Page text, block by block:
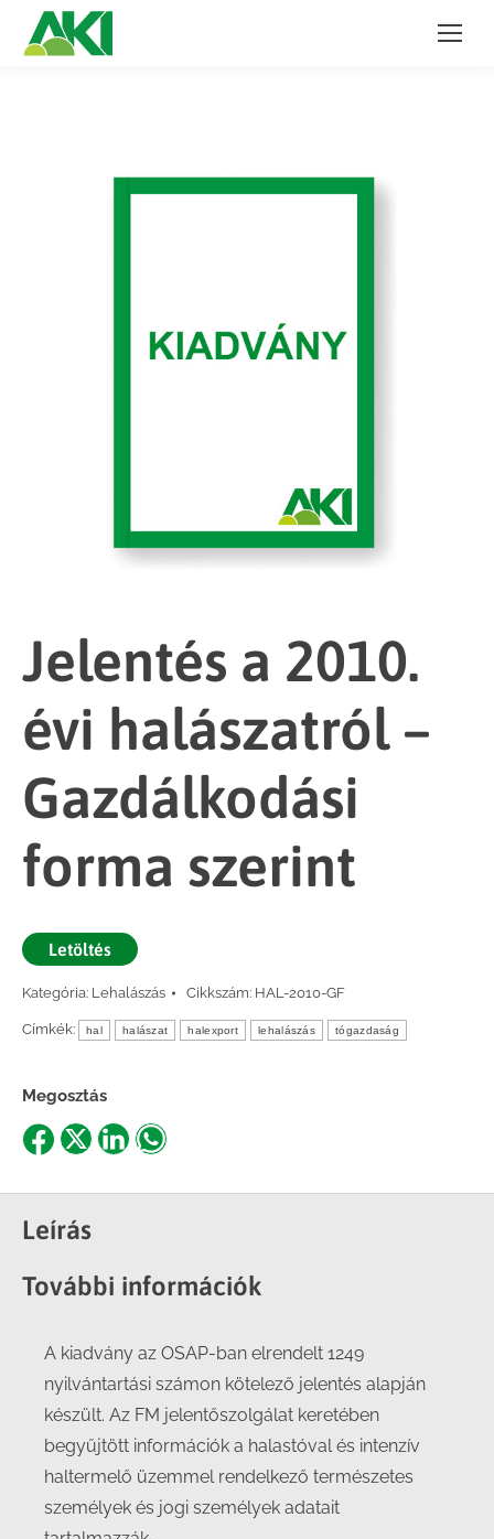
Jelentés a 2010.
évi halászatról –
Gazdálkodási
forma szerint
Letöltés
Kategória: Lehalászás Cikkszám: HAL-2010-GF
Címkék: hal halászat halexport lehalászás tógazdaság
Megosztás
Share
Facebook
Share
X
ShareShare
Leírás
További információk
A kiadvány az OSAP-ban elrendelt 1249
nyilvántartási számon kötelező jelentés alapján
készült. Az FM jelentőszolgálat keretében
begyűjtött információk a halastóval és intenzív
haltermelő üzemmel rendelkező természetes
személyek és jogi személyek adatait